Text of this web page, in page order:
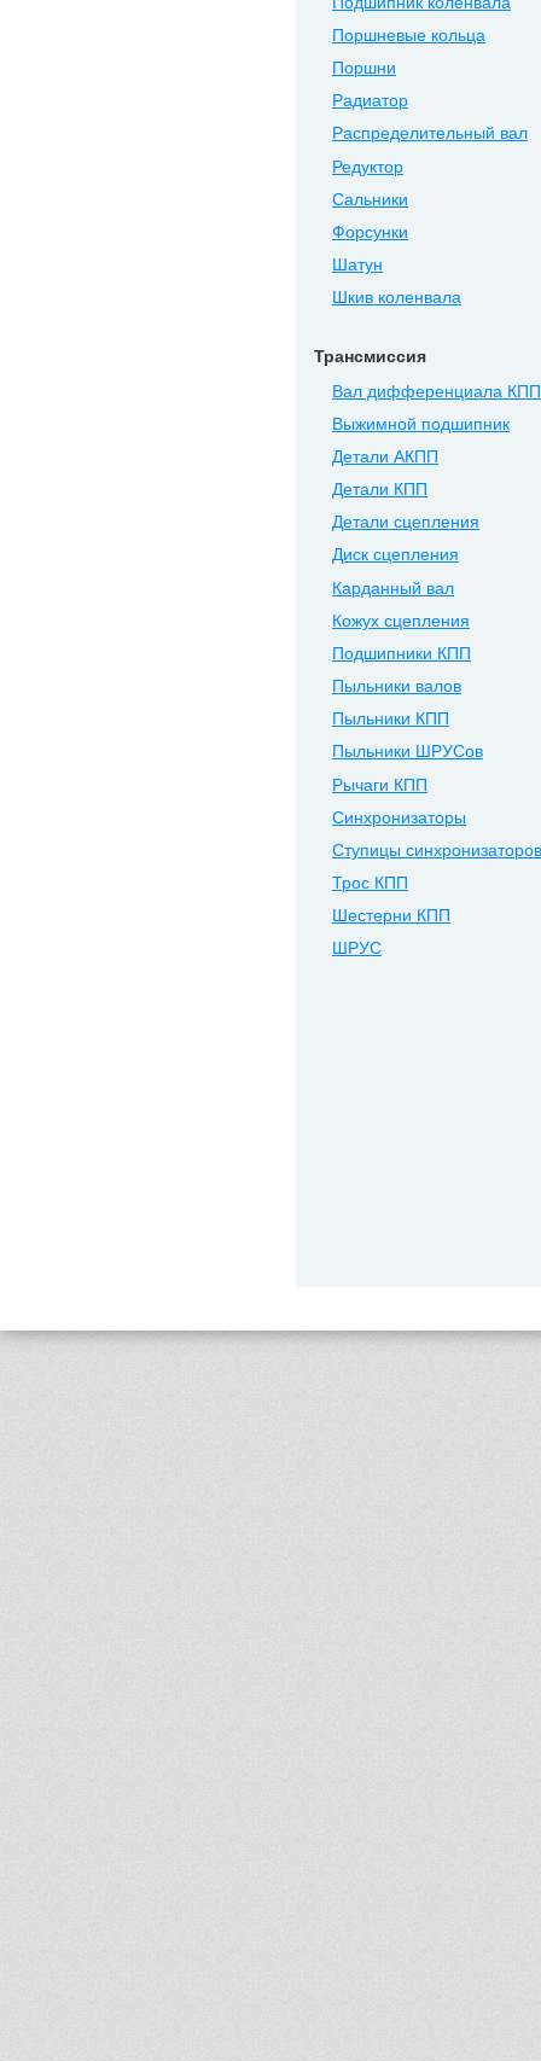
Поршневые кольца
Поршни
Радиатор
Распределительный вал
Редуктор
Сальники
Форсунки
Шатун
Шкив коленвала
Трансмиссия
Вал дифференциала КПП
Выжимной подшипник
Детали АКПП
Детали КПП
Детали сцепления
Диск сцепления
Карданный вал
Кожух сцепления
Подшипники КПП
Пыльники валов
Пыльники КПП
Пыльники ШРУСов
Рычаги КПП
Синхронизаторы
Ступицы синхронизаторов
Трос КПП
Шестерни КПП
ШРУС